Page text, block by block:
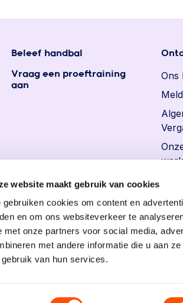
website maakt gebruik van cookies
gebruiken cookies om content en
en om ons websiteverkeer te
met onze partners voor social media,
met andere informatie die u aan
gebruik van hun services.
Beleef handbal
Vraag een proeftraining
aan
Ons